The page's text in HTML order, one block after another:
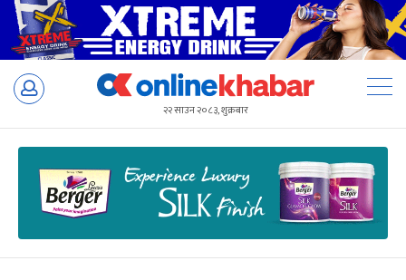
Skip
२२ साउन २०८३, शुक्रबार